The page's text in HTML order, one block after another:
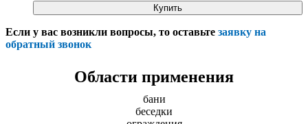
Купить
Если у вас возникли вопросы, то оставьте заявку на
обратный звонок
Области применения
бани
беседки